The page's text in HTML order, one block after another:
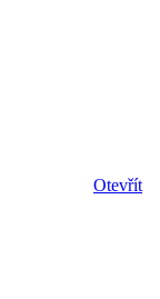
Otevřít